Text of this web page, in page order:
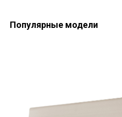
Популярные модели